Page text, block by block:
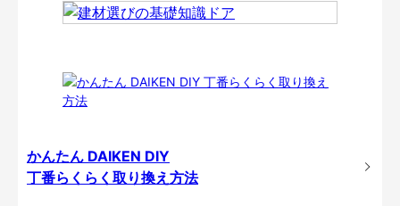
かんたん DAIKEN DIY
丁番らくらく取り換え方法